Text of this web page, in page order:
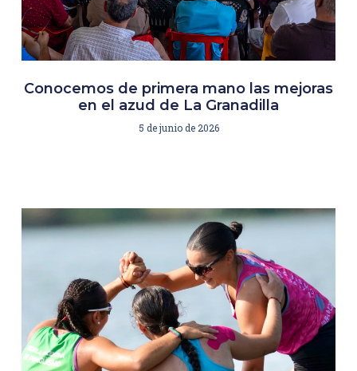
Conocemos de primera mano las mejoras
en el azud de La Granadilla
5 de junio de 2026